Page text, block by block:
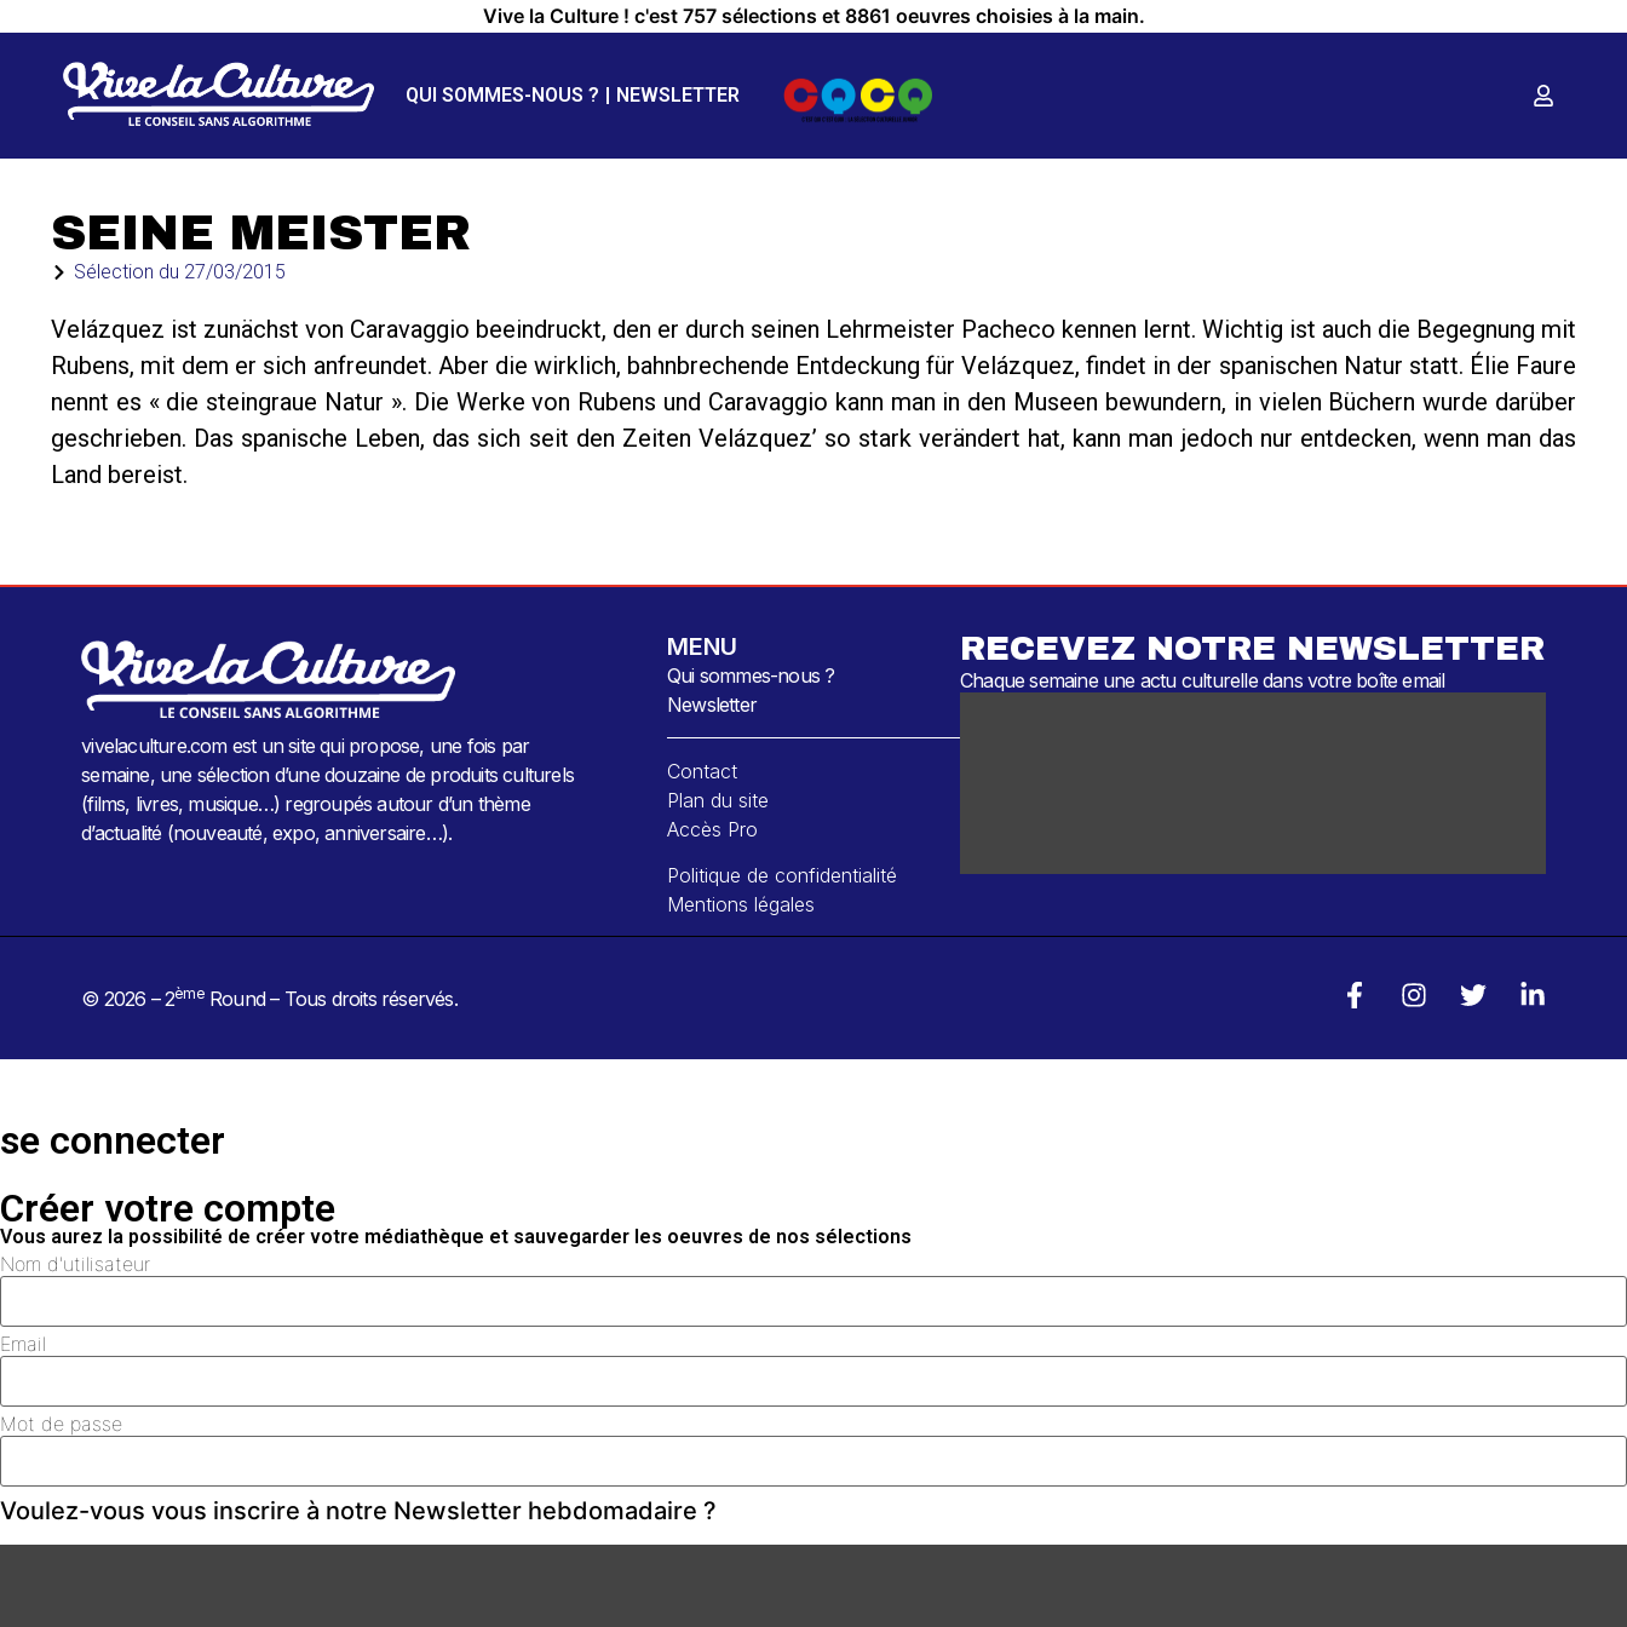
Vive la Culture ! c'est 757 sélections et 8861 oeuvres choisies à la main.
QUI SOMMES-NOUS ? NEWSLETTER
SEINE MEISTER
Sélection du 27/03/2015
Velázquez ist zunächst von Caravaggio beeindruckt, den er durch seinen Lehrmeister Pacheco kennen lernt. Wichtig ist auch die Begegnung mit
Rubens, mit dem er sich anfreundet. Aber die wirklich, bahnbrechende Entdeckung für Velázquez, findet in der spanischen Natur statt. Élie Faure
nennt es « die steingraue Natur ». Die Werke von Rubens und Caravaggio kann man in den Museen bewundern, in vielen Büchern wurde darüber
geschrieben. Das spanische Leben, das sich seit den Zeiten Velázquez’ so stark verändert hat, kann man jedoch nur entdecken, wenn man das
Land bereist.
vivelaculture.com est un site qui propose, une fois par
semaine, une sélection d’une douzaine de produits culturels
(films, livres, musique…) regroupés autour d’un thème
d’actualité (nouveauté, expo, anniversaire…).
MENU
Qui sommes-nous ?
Newsletter
Contact
Plan du site
Accès Pro
Politique de confidentialité
Mentions légales
RECEVEZ NOTRE NEWSLETTER
Chaque semaine une actu culturelle dans votre boîte email
© 2026 – 2èmeRound – Tous droits réservés.
se connecter
Créer votre compte
Vous aurez la possibilité de créer votre médiathèque et sauvegarder les oeuvres de nos sélections
Nom d'utilisateur
Email
Mot de passe
Voulez-vous vous inscrire à notre Newsletter hebdomadaire ?